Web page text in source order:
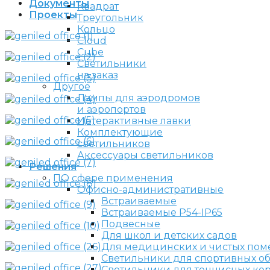
Квадрат
Треугольник
Кольцо
Cloud
Cube
Светильники
на заказ
Другое
Лампы для аэродромов
и аэропортов
Интерактивные лавки
Комплектующие
светильников
Аксессуары светильников
Решения
ПО сфере применения
Офисно-административные
Встраиваемые
Встраиваемые P54-IP65
Подвесные
Для школ и детских садов
Для медицинских и чистых
Светильники для спортивных
Документы
Проекты